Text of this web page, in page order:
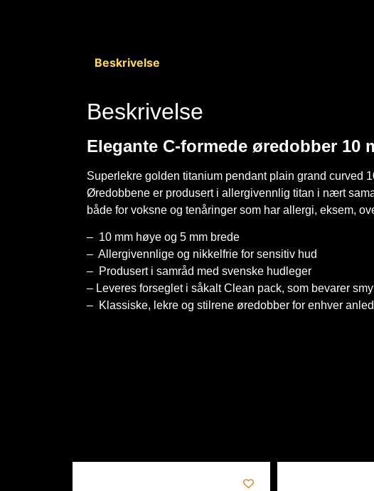
Beskrivelse
Beskrivelse
Elegante C-formede øredobber 10
Superlekre golden titanium pendant plain grand curved
Øredobbene er produsert i allergivennlig titan i nært
både for voksne og tenåringer som har allergi, eksem,
– 10 mm høye og 5 mm brede
– Allergivennlige og nikkelfrie for sensitiv hud
– Produsert i samråd med svenske hudleger
– Leveres forseglet i såkalt Clean pack, som bevarer
– Klassiske, lekre og stilrene øredobber for enhver